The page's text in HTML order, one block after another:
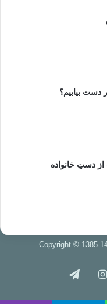
دست بیابیم؟
دستِ خانواده
Copyright © 1385-
اینستاگرام